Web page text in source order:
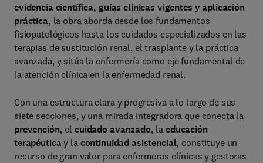
evidencia científica, guías clínicas vigentes y aplicación
práctica, la obra aborda desde los fundamentos
fisiopatológicos hasta los cuidados especializados en las
terapias de sustitución renal, el trasplante y la práctica
avanzada, y sitúa la enfermería como eje fundamental de
la atención clínica en la enfermedad renal.
Con una estructura clara y progresiva a lo largo de sus
siete secciones, y una mirada integradora que conecta la
prevención, el cuidado avanzado, la educación
terapéuticay la continuidad asistencial, constituye un
recurso de gran valor para enfermeras clínicas y gestoras